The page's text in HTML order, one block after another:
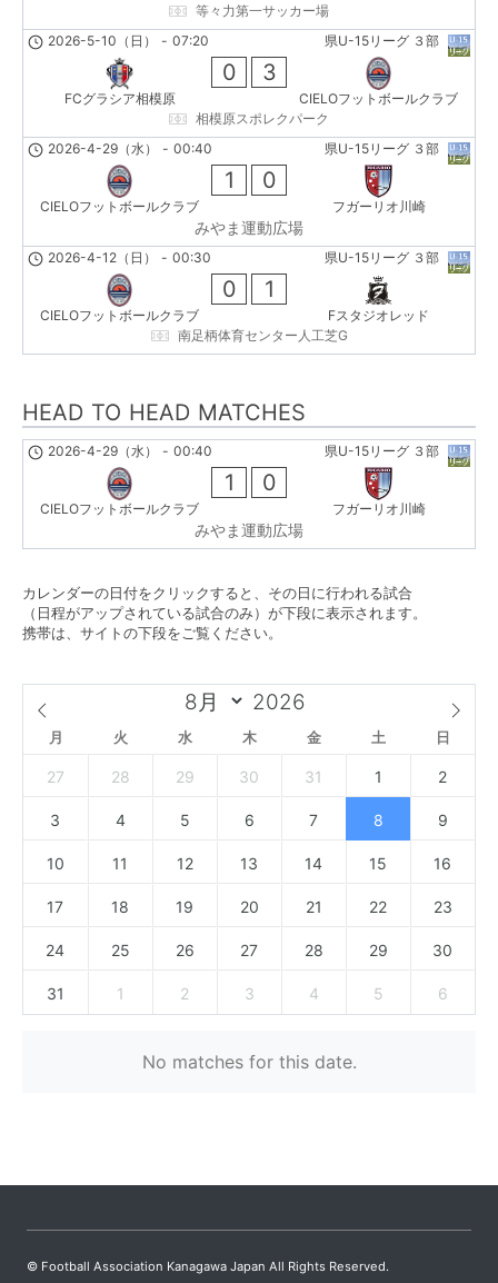
等々力第一サッカー場
県U-15リーグ ３部
2026-5-10（日） - 07:20
FCグラシア相模原
0 3
CIELOフットボールクラブ
相模原スポレクパーク
県U-15リーグ ３部
2026-4-29（水） - 00:40
CIELOフットボールクラブ
1 0
フガーリオ川崎
みやま運動広場
県U-15リーグ ３部
2026-4-12（日） - 00:30
CIELOフットボールクラブ
0 1
Fスタジオレッド
南足柄体育センター人工芝G
HEAD TO HEAD MATCHES
県U-15リーグ ３部
2026-4-29（水） - 00:40
CIELOフットボールクラブ
1 0
フガーリオ川崎
みやま運動広場
カレンダーの日付をクリックすると、その日に行われる試合
（日程がアップされている試合のみ）が下段に表示されます。
携帯は、サイトの下段をご覧ください。
月 火 水 木 金 土 日
27 28 29 30 31 1 2
3 4 5 6 7 8 9
10 11 12 13 14 15 16
17 18 19 20 21 22 23
24 25 26 27 28 29 30
31 1 2 3 4 5 6
No matches for this date.
© Football Association Kanagawa Japan All Rights Reserved.